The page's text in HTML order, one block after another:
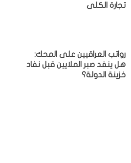
تجارة الكلى
رواتب العراقيين على المحك:
هل ينفد صبر الملايين قبل نفاد
خزينة الدولة؟